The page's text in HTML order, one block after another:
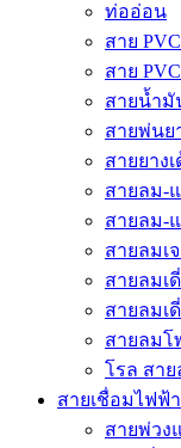
ท่ออ่อน
สาย
สาย
สายน้ำ
สายพ่นย
สายยางเ
สายลม-
สายลม-
สายลมเ
สายลมเ
สายลมเ
สายลมโ
โรล สาย
สายเชื่อมไฟฟ้า
สายพ่วง